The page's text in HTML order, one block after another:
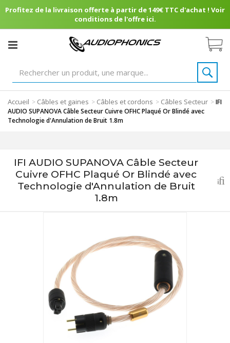
Profitez de la livraison offerte à partir de 149€ TTC d'achat ! Voir
conditions de l'offre ici.
Accueil > Câbles et gaines > Câbles et cordons > Câbles Secteur >IFI
AUDIO SUPANOVA Câble Secteur Cuivre OFHC Plaqué Or Blindé avec
Technologie d'Annulation de Bruit 1.8m
IFI AUDIO SUPANOVA Câble Secteur
Cuivre OFHC Plaqué Or Blindé avec
Technologie d'Annulation de Bruit
1.8m